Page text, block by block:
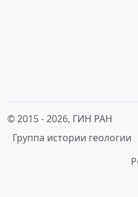
© 2015 -2026, ГИН РАН
Группа истории геологии